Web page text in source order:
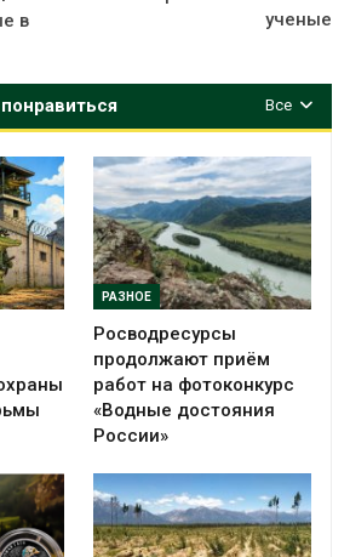
в
ученые
Все
РАЗНОЕ
Росводресурсы
продолжают приём
работ на фотоконкурс
«Водные достояния
России»